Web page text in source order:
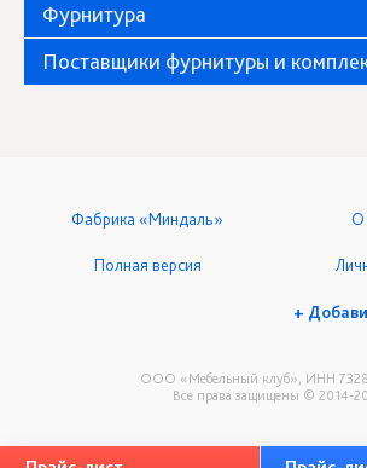
Фурнитура
Поставщики фурнитуры и
ООО «Мебельный клуб», ИНН
Все права защищены © 2014-
Фабрика «Миндаль» О
Полная версия
+